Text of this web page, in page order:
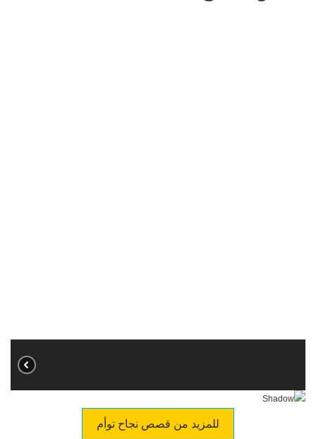
للمزيد من قصص نجاح توأم